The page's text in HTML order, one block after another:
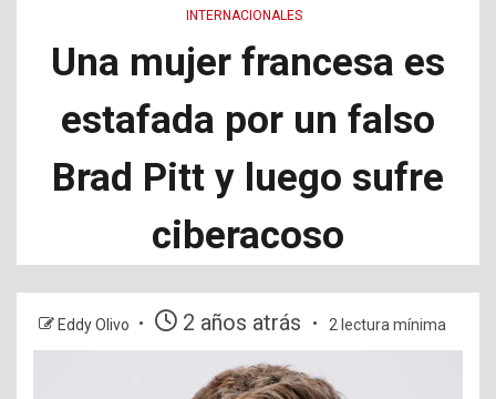
INTERNACIONALES
Una mujer francesa es
estafada por un falso
Brad Pitt y luego sufre
ciberacoso
Eddy Olivo 2 años atrás 2 lectura mínima